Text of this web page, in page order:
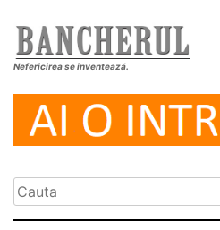
Nefericirea se inventează.